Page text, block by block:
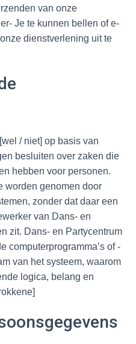
van onze
Je te kunnen bellen of e-
dienstverlening uit te
/ niet] op basis van
besluiten over zaken die
hebben voor personen.
worden genomen door
zonder dat daar een
van Dans- en
zit. Dans- en Partycentrum
computerprogramma’s of -
van het systeem, waarom
logica, belang en